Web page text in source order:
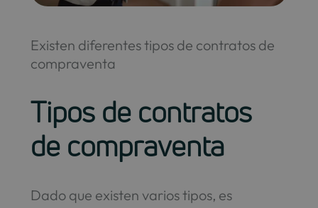
Existen diferentes tipos de contratos de
compraventa
Tipos de contratos
de compraventa
Dado que existen varios tipos, es